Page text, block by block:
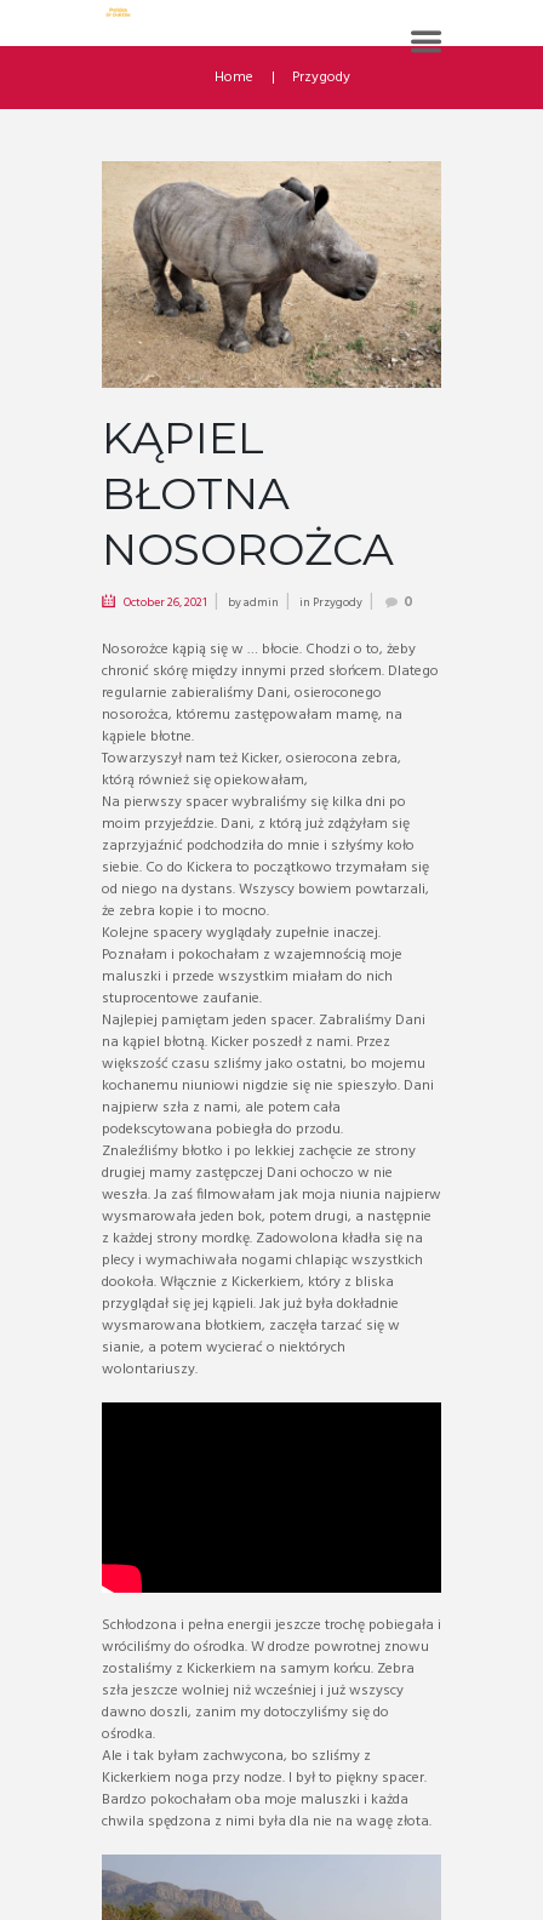
Home Przygody
KĄPIEL
BŁOTNA
NOSOROŻCA
October 26, 2021 byadmin in Przygody 0
Nosorożce kąpią się w … błocie. Chodzi o to, żeby
chronić skórę między innymi przed słońcem. Dlatego
regularnie zabieraliśmy Dani, osieroconego
nosorożca, któremu zastępowałam mamę, na
kąpiele błotne.
Towarzyszył nam też Kicker, osierocona zebra,
którą również się opiekowałam,
Na pierwszy spacer wybraliśmy się kilka dni po
moim przyjeździe. Dani, z którą już zdążyłam się
zaprzyjaźnić podchodziła do mnie i szłyśmy koło
siebie. Co do Kickera to początkowo trzymałam się
od niego na dystans. Wszyscy bowiem powtarzali,
że zebra kopie i to mocno.
Kolejne spacery wyglądały zupełnie inaczej.
Poznałam i pokochałam z wzajemnością moje
maluszki i przede wszystkim miałam do nich
stuprocentowe zaufanie.
Najlepiej pamiętam jeden spacer. Zabraliśmy Dani
na kąpiel błotną. Kicker poszedł z nami. Przez
większość czasu szliśmy jako ostatni, bo mojemu
kochanemu niuniowi nigdzie się nie spieszyło. Dani
najpierw szła z nami, ale potem cała
podekscytowana pobiegła do przodu.
Znaleźliśmy błotko i po lekkiej zachęcie ze strony
drugiej mamy zastępczej Dani ochoczo w nie
weszła. Ja zaś filmowałam jak moja niunia najpierw
wysmarowała jeden bok, potem drugi, a następnie
z każdej strony mordkę. Zadowolona kładła się na
plecy i wymachiwała nogami chlapiąc wszystkich
dookoła. Włącznie z Kickerkiem, który z bliska
przyglądał się jej kąpieli. Jak już była dokładnie
wysmarowana błotkiem, zaczęła tarzać się w
sianie, a potem wycierać o niektórych
wolontariuszy.
Schłodzona i pełna energii jeszcze trochę pobiegała i
wróciliśmy do ośrodka. W drodze powrotnej znowu
zostaliśmy z Kickerkiem na samym końcu. Zebra
szła jeszcze wolniej niż wcześniej i już wszyscy
dawno doszli, zanim my dotoczyliśmy się do
ośrodka.
Ale i tak byłam zachwycona, bo szliśmy z
Kickerkiem noga przy nodze. I był to piękny spacer.
Bardzo pokochałam oba moje maluszki i każda
chwila spędzona z nimi była dla nie na wagę złota.